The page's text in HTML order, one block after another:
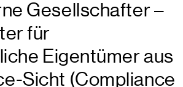
Gesellschafter –
für
Eigentümer aus
Sicht (Compliance